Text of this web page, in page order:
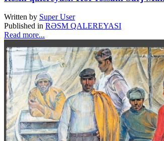
Written by Super User
Published in RƏSM QALEREYASI
Read more...